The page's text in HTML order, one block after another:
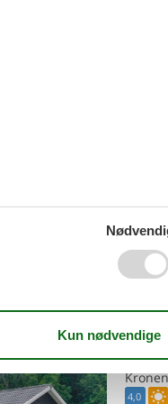
2
Lyst
4,0